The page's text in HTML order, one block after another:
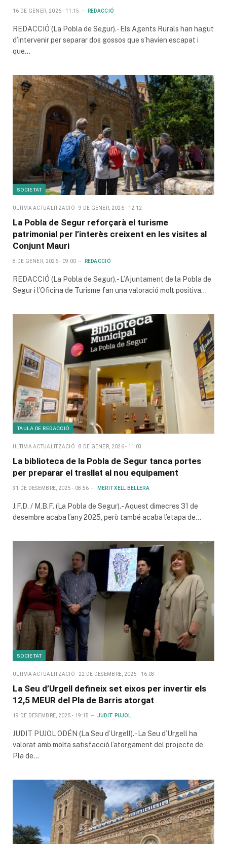
16 DE GENER, 2026 - 11:15 REDACCIÓ
REDACCIÓ (La Pobla de Segur).- Els Agents Rurals han hagut
d’intervenir per separar dos gossos que s’havien escapat i
que…
SOCIETAT
ULTIMA ACTUALITZACIÓ 9 DE GENER, 2026 - 12:12
La Pobla de Segur reforçarà el turisme
patrimonial per l’interès creixent en les visites al
Conjunt Mauri
8 DE GENER, 2026 - 09:00 REDACCIÓ
REDACCIÓ (La Pobla de Segur).- L’Ajuntament de la Pobla de
Segur i l’Oficina de Turisme fan una valoració molt positiva…
TAULA DE REDACCIÓ
ULTIMA ACTUALITZACIÓ 8 DE GENER, 2026 - 11:03
La biblioteca de la Pobla de Segur tanca portes
per preparar el trasllat al nou equipament
31 DE DESEMBRE, 2025 - 08:56 MERITXELL BELLERA
J.F.D. / M.B.F. (La Pobla de Segur).- Aquest dimecres 31 de
desembre acaba l’any 2025, però també acaba l’etapa de…
SOCIETAT
ULTIMA ACTUALITZACIÓ 22 DE DESEMBRE, 2025 - 16:03
La Seu d’Urgell defineix set eixos per invertir els
12,5 MEUR del Pla de Barris atorgat
19 DE DESEMBRE, 2025 - 19:15 JUDIT PUJOL
JUDIT PUJOL ODÉN (La Seu d’Urgell).- La Seu d’Urgell ha
valorat amb molta satisfacció l’atorgament del projecte de
Pla de…